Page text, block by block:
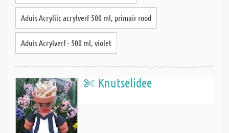
Aduis Acryliic acrylverf 500 ml, primair rood
Aduis Acrylverf - 500 ml, violet
Knutselidee